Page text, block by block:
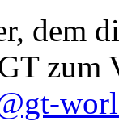
dem
zum